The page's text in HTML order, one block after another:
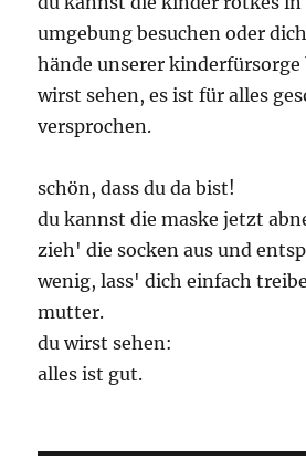
umgebung besuchen oder
hände unserer kinderfürsorge
wirst sehen, es ist für alles
versprochen.
schön, dass du da bist!
du kannst die maske jetzt
zieh' die socken aus und
wenig, lass' dich einfach
mutter.
du wirst sehen:
alles ist gut.